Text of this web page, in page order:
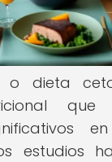
o dieta
estudios